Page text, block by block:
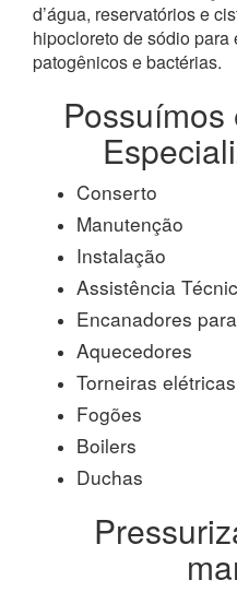
d’água, reservatórios e
hipocloreto de sódio
patogênicos e bactérias.
Conserto
Manutenção
Instalação
Assistência
Encanadores
Aquecedores
Torneiras elétricas
Fogões
Boilers
Duchas